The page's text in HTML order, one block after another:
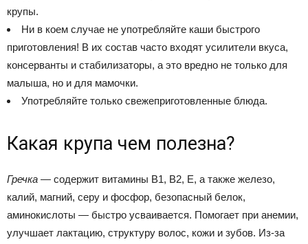
крупы.
Ни в коем случае не употребляйте каши быстрого
приготовления! В их состав часто входят усилители вкуса,
консерванты и стабилизаторы, а это вредно не только для
малыша, но и для мамочки.
Употребляйте только свежеприготовленные блюда.
Какая крупа чем полезна?
Гречка — содержит витамины В1, В2, Е, а также железо,
калий, магний, серу и фосфор, безопасный белок,
аминокислоты — быстро усваивается. Помогает при анемии,
улучшает лактацию, структуру волос, кожи и зубов. Из-за